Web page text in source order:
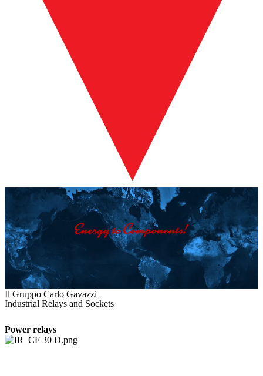
Il Gruppo Carlo Gavazzi
Industrial Relays and Sockets
Power relays